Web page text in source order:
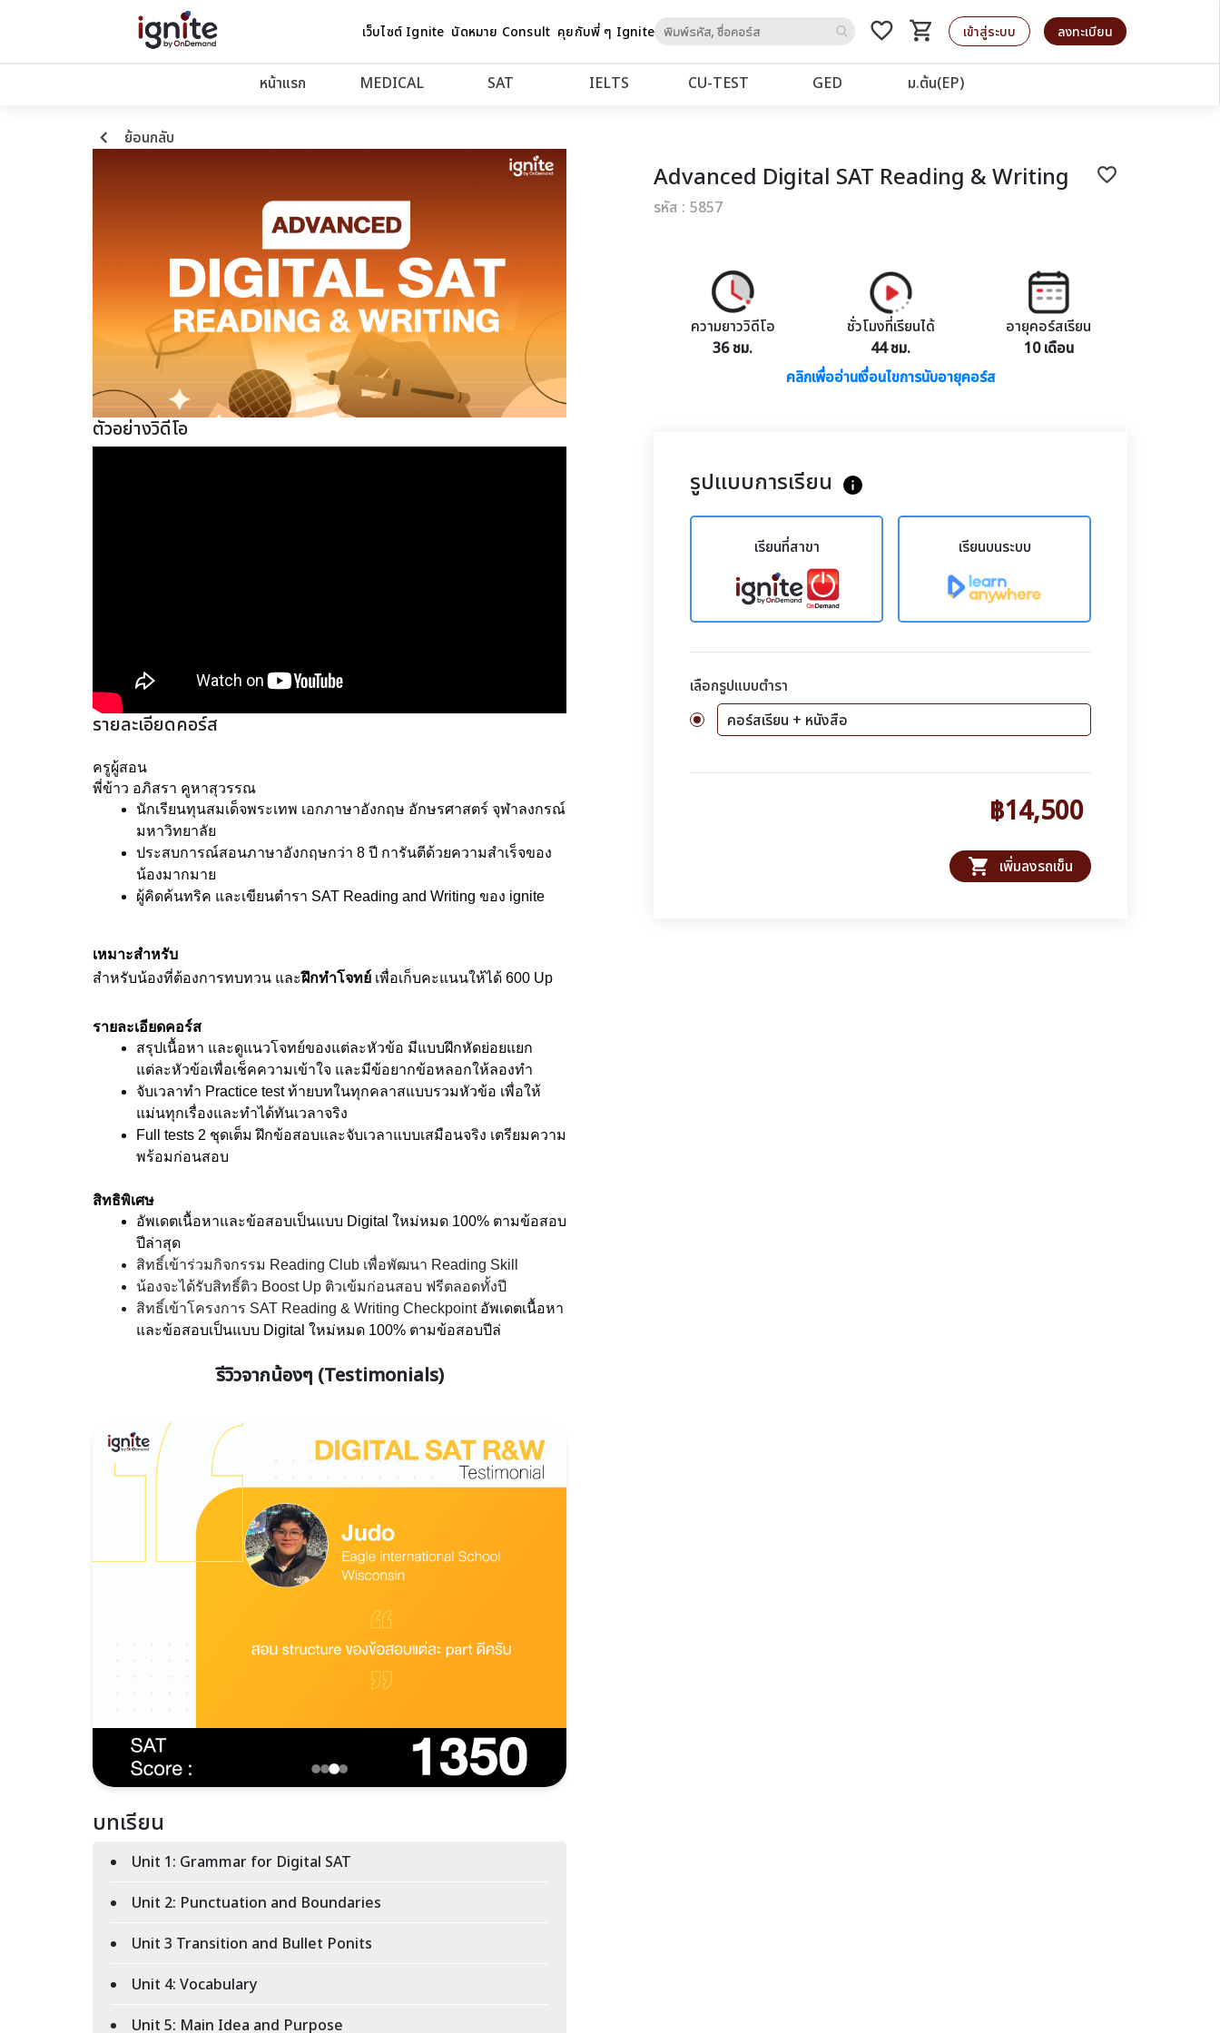
เว็บไซต์ Ignite นัดหมาย Consult คุยกับพี่ ๆ Igniteto
favorite_border shopping_cart
รถเข็น เข้าสู่ระบบ ลงทะเบียน
หน้าแรก MEDICAL SAT IELTS CU‑TEST GED ม.ต้น(EP)
keyboard_arrow_left ย้อนกลับ
favorite_border
Advanced Digital SAT Reading & Writing
รหัส : 5857
ความยาววิดีโอ
36 ชม.
ชั่วโมงที่เรียนได้
44 ชม.
อายุคอร์สเรียน
10 เดือน
คลิกเพื่ออ่านเงื่อนไขการนับอายุคอร์ส
ตัวอย่างวิดีโอ
รูปแบบการเรียน info
เรียนที่สาขา เรียนบนระบบ
เลือกรูปแบบตำรา
คอร์สเรียน + หนังสือ
฿14,500
shopping_cart เพิ่มลงรถเข็น
รายละเอียดคอร์ส
ครูผู้สอน
พี่ข้าว อภิสรา คูหาสุวรรณ
นักเรียนทุนสมเด็จพระเทพ เอกภาษาอังกฤษ อักษรศาสตร์ จุฬาลงกรณ์
มหาวิทยาลัย
ประสบการณ์สอนภาษาอังกฤษกว่า 8 ปี การันตีด้วยความสำเร็จของ
น้องมากมาย
ผู้คิดค้นทริค และเขียนตำรา SAT Reading and Writing ของ ignite
เหมาะสำหรับ
สำหรับน้องที่ต้องการทบทวน และฝึกทำโจทย์ เพื่อเก็บคะแนนให้ได้ 600 Up
รายละเอียดคอร์ส
สรุปเนื้อหา และดูแนวโจทย์ของแต่ละหัวข้อ มีแบบฝึกหัดย่อยแยก
แต่ละหัวข้อเพื่อเช็คความเข้าใจ และมีข้อยากข้อหลอกให้ลองทำ
จับเวลาทำ Practice test ท้ายบทในทุกคลาสแบบรวมหัวข้อ เพื่อให้
แม่นทุกเรื่องและทำได้ทันเวลาจริง
Full tests 2 ชุดเต็ม ฝึกข้อสอบและจับเวลาแบบเสมือนจริง เตรียมความ
พร้อมก่อนสอบ
สิทธิพิเศษ
อัพเดตเนื้อหาและข้อสอบเป็นแบบ Digital ใหม่หมด 100% ตามข้อสอบ
ปีล่าสุด
สิทธิ์เข้าร่วมกิจกรรม Reading Club เพื่อพัฒนา Reading Skill
น้องจะได้รับสิทธิ์ติว Boost Up ติวเข้มก่อนสอบ ฟรีตลอดทั้งปี
สิทธิ์เข้าโครงการ SAT Reading & Writing Checkpoint อัพเดตเนื้อหา
และข้อสอบเป็นแบบ Digital ใหม่หมด 100% ตามข้อสอบปีล่
รีวิวจากน้องๆ (Testimonials)
บทเรียน
Unit 1: Grammar for Digital SAT
Unit 2: Punctuation and Boundaries
Unit 3 Transition and Bullet Ponits
Unit 4: Vocabulary
Unit 5: Main Idea and Purpose